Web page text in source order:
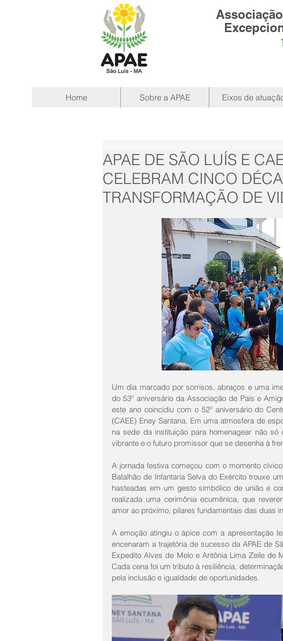
Home Sobre a APAE Eixos de
APAE DE SÃO LUÍS E
CELEBRAM CINCO
TRANSFORMAÇÃO DE
Um dia marcado por sorrisos, abraços e uma
do 53º aniversário da Associação de Pais e
este ano coincidiu com o 52º aniversário do
(CAEE) Eney Santana. Em uma atmosfera de
na sede da instituição para homenagear não
vibrante e o futuro promissor que se desenha à
A jornada festiva começou com o momento
Batalhão de Infantaria Selva do Exército trouxe
hasteadas em um gesto simbólico de união e
realizada uma cerimônia ecumênica, que
amor ao próximo, pilares fundamentais das duas
A emoção atingiu o ápice com a apresentação
encenaram a trajetória de sucesso da APAE de
Expedito Alves de Melo e Antônia Lima Zeile de
Cada cena foi um tributo à resiliência,
pela inclusão e igualdade de oportunidades.